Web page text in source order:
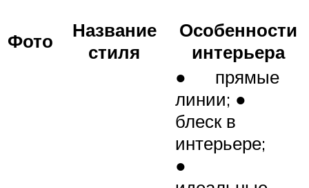
Фото
Название
стиля
Особенности
интерьера
● прямые
линии; ●
блеск в
интерьере;
●